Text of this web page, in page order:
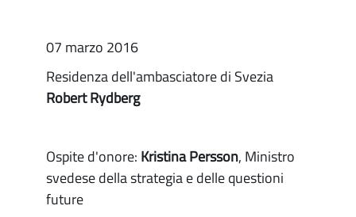
07 marzo 2016
Residenza dell'ambasciatore di Svezia
Robert Rydberg
Ospite d'onore: Kristina Persson, Ministro
svedese della strategia e delle questioni
future